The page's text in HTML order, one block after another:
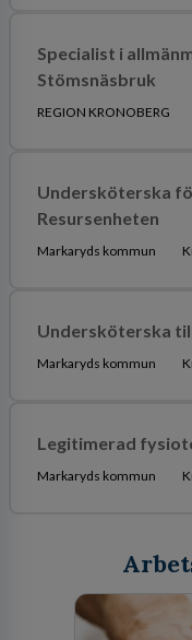
Specialist i
Stömsnäsbruk
REGION KRONOBERG
Undersköterska
Resursenheten
Markaryds kommun
Undersköterska
Markaryds kommun
Legitimerad
Markaryds kommun